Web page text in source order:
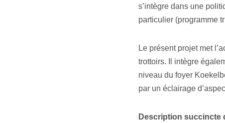
s’intègre dans une
particulier (programme
Le présent projet met
trottoirs. Il intègre
niveau du foyer
par un éclairage
Description succincte